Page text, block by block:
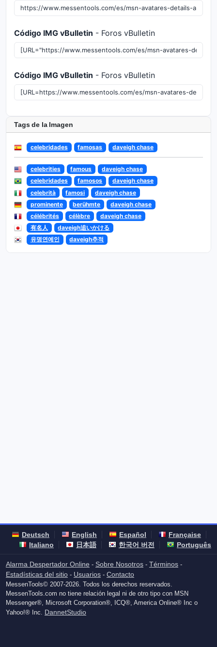
Código IMG vBulletin - Foros vBulletin
Código IMG vBulletin - Foros vBulletin
Tags de la Imagen
celebridades famosas daveigh chase
celebrities famous
daveigh chase
celebridades
famosos
daveigh chase
celebrità
famosi
daveigh chase
prominente
berühmte
daveigh chase
célébrités
célèbre
daveigh chase
有名人
daveigh追いかける
유명연예인
daveigh추적
Deutsch English Español
Française
Italiano
日本語 한국어 버전 Português
Alarma Despertador Online - Sobre Nosotros - Términos -
Estadísticas del sitio - Usuarios - Contacto
MessenTools© 2007-2026. Todos los derechos reservados.
MessenTools.com no tiene relación legal ni de otro tipo con MSN
Messenger®, Microsoft Corporation®, ICQ®, America Online® Inc o
Yahoo!® Inc. DannetStudio